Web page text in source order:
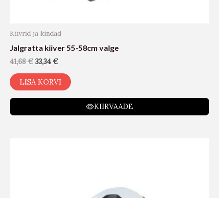
Kiivrid ja kindad
Jalgratta kiiver 55-58cm valge
41,68€ 33,34€
LISA KORVI
KIIRVAADE